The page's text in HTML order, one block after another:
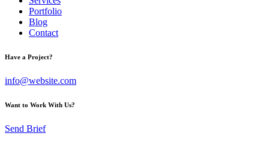
Portfolio
Blog
Contact
Have a Project?
info@website.com
Want to Work With Us?
Send Brief